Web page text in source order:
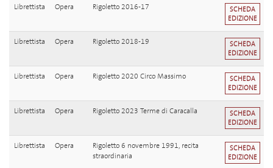
Librettista Opera Rigoletto 2016-17
SCHEDA
EDIZIONE
Librettista Opera Rigoletto 2018-19
SCHEDA
EDIZIONE
Librettista Opera Rigoletto 2020 Circo Massimo
SCHEDA
EDIZIONE
Librettista Opera Rigoletto 2023 Terme di Caracalla
SCHEDA
EDIZIONE
Librettista Opera
Rigoletto 6 novembre 1991, recita
straordinaria
SCHEDA
EDIZIONE